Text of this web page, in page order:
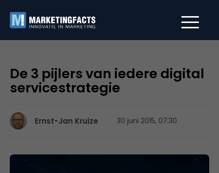
De 3 pijlers van iedere digital
servicestrategie
Ernst-Jan Kruize 30 juni 2015, 07:30